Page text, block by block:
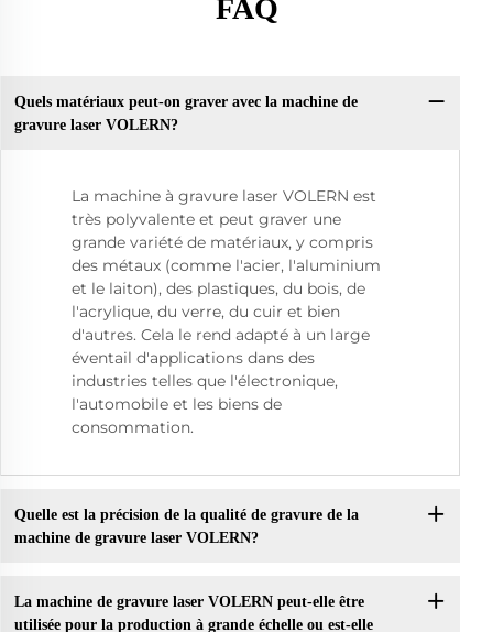
FAQ
Quels matériaux peut-on graver avec la machine de
gravure laser VOLERN?
La machine à gravure laser VOLERN est
très polyvalente et peut graver une
grande variété de matériaux, y compris
des métaux (comme l'acier, l'aluminium
et le laiton), des plastiques, du bois, de
l'acrylique, du verre, du cuir et bien
d'autres. Cela le rend adapté à un large
éventail d'applications dans des
industries telles que l'électronique,
l'automobile et les biens de
consommation.
Quelle est la précision de la qualité de gravure de la
machine de gravure laser VOLERN?
La machine de gravure laser VOLERN peut-elle être
utilisée pour la production à grande échelle ou est-elle